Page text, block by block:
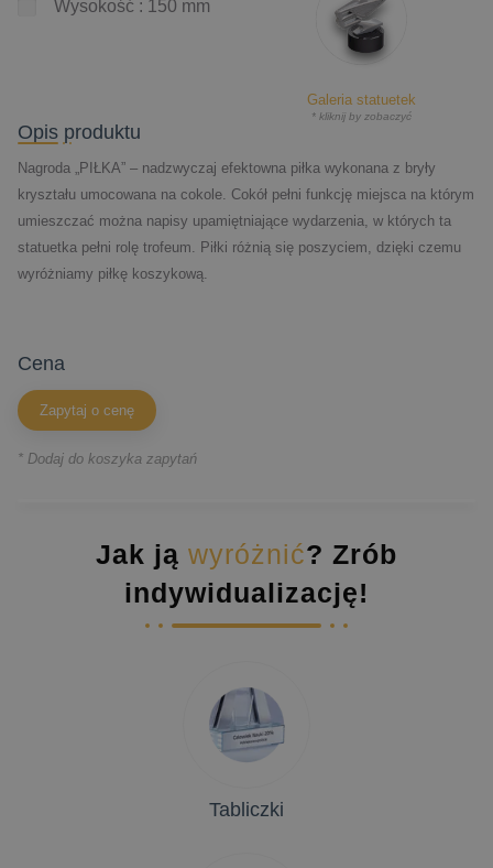
Wysokość : 150 mm
Galeria statuetek
* kliknij by zobaczyć
Opis produktu
Nagroda „PIŁKA” – nadzwyczaj efektowna piłka wykonana z bryły
kryształu umocowana na cokole. Cokół pełni funkcję miejsca na którym
umieszczać można napisy upamiętniające wydarzenia, w których ta
statuetka pełni rolę trofeum. Piłki różnią się poszyciem, dzięki czemu
wyróżniamy piłkę koszykową.
cena
Zapytaj o cenę
* Dodaj do koszyka zapytań
Jak ją wyróżnić? Zrób
indywidualizację!
Tabliczki